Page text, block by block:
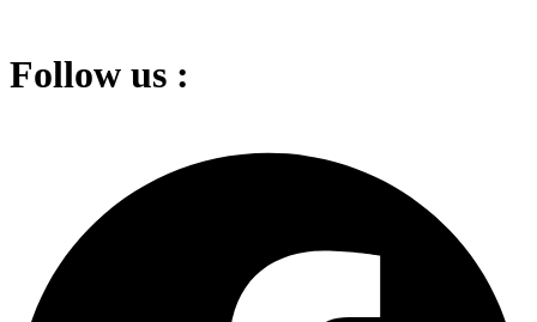
Follow us :